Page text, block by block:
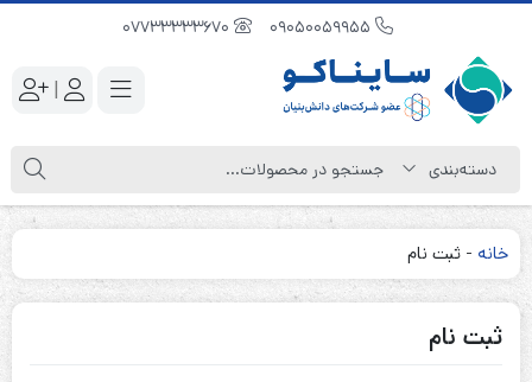
|
خانه - ثبت نام
ثبت نام